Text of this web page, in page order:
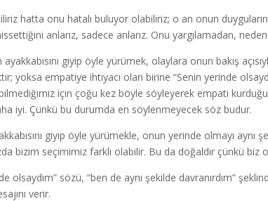
hatta onu hatalı buluyor olabiliriz; o an onun
anlarız, sadece anlarız. Onu yargılamadan, neden
ayakkabısını giyip öyle yürümek, olaylara onun bakış
yoksa empatiye ihtiyacı olan birine “Senin yerinde
için çoğu kez böyle söyleyerek empati
iyi. Çünkü bu durumda en söylenmeyecek söz budur.
giyip öyle yürümekle, onun yerinde olmayı
bizim seçimimiz farklı olabilir. Bu da doğaldır çünkü biz
olsaydım” sözü, “ben de aynı şekilde davranırdım”
verir.